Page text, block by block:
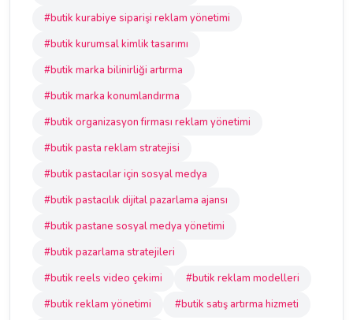
#butik kurabiye siparişi reklam yönetimi
#butik kurumsal kimlik tasarımı
#butik marka bilinirliği artırma
#butik marka konumlandırma
#butik organizasyon firması reklam yönetimi
#butik pasta reklam stratejisi
#butik pastacılar için sosyal medya
#butik pastacılık dijital pazarlama ajansı
#butik pastane sosyal medya yönetimi
#butik pazarlama stratejileri
#butik reels video çekimi
#butik reklam modelleri
#butik reklam yönetimi
#butik satış artırma hizmeti